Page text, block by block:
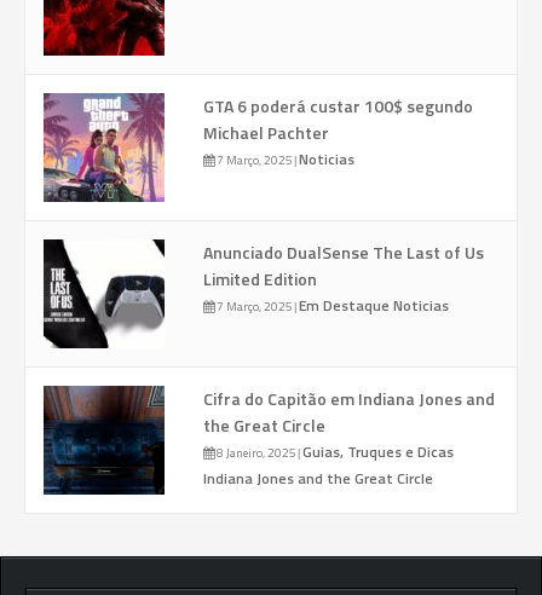
GTA 6 poderá custar 100$ segundo
Michael Pachter
7 Março, 2025|Noticias
Anunciado DualSense The Last of Us
Limited Edition
7 Março, 2025|Em Destaque Noticias
Cifra do Capitão em Indiana Jones and
the Great Circle
8 Janeiro, 2025|Guias, Truques e Dicas
Indiana Jones and the Great Circle